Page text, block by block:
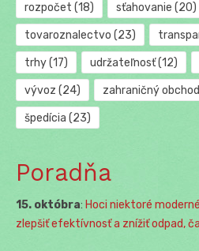
rozpočet (18) sťahovanie (20)
tovaroznalectvo (23)
trhy(17) udržateľnosť(12)
vývoz (24) zahraničný obchod
špedícia (23)
Poradňa
15. októbra: Hoci niektoré
zlepšiť efektívnosť a znížiť odpad,